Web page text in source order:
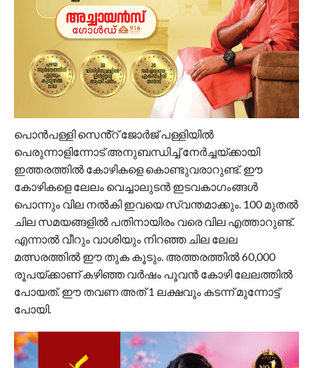
പൊൻപള്ളി സെൻ്റ് ജോർജ് പള്ളിയിൽ
പെരുന്നാളിന്നോട് അനുബന്ധിച്ച് നേർച്ചയ്ക്കായി
ഇത്തരത്തിൽ കോഴികളെ കൊണ്ടുവരാറുണ്ട്. ഈ
കോഴികളെ ലേലം വെച്ചാലുടൻ ഇടവകാ​ഗംങ്ങൾ
പൊന്നും വില നൽകി ഇവയെ സ്വന്തമാക്കും. 100 മുതൽ
ചില സമയങ്ങളിൽ പതിനായിരം വരെ വില എത്താറുണ്ട്.
എന്നാൽ വീറും വാശിയും നിറഞ്ഞ ചില ലേല
മത്സരത്തിൽ ഈ തുക കൂടും. അത്തരത്തിൽ 60,000
രൂപയ്ക്കാണ് കഴിഞ്ഞ വർഷം പൂവൻ കോഴി ലേലത്തിൽ
പോയത്. ഈ തവണ അത് 1 ലക്ഷവും കടന്ന് മുന്നോട്ട്
പോയി.